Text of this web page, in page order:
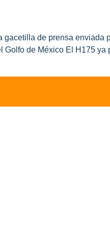
de prensa enviada
de México El H175 ya